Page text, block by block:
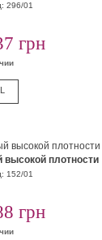
296/01
грн
плотности
152/01
грн